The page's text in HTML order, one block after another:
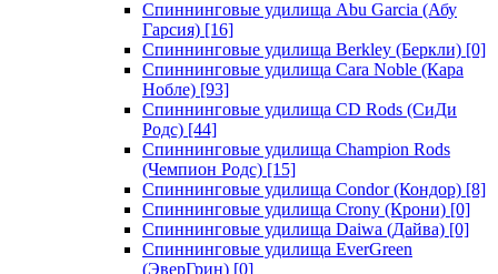
Спиннинговые удилища Abu Garcia (Абу
Гарсия) [16]
Спиннинговые удилища Berkley (Беркли) [0]
Спиннинговые удилища Cara Noble (Кара
Нобле) [93]
Спиннинговые удилища CD Rods (СиДи
Родс) [44]
Спиннинговые удилища Champion Rods
(Чемпион Родс) [15]
Спиннинговые удилища Condor (Кондор) [8]
Спиннинговые удилища Crony (Крони) [0]
Спиннинговые удилища Daiwa (Дайва) [0]
Спиннинговые удилища EverGreen
(ЭверГрин) [0]